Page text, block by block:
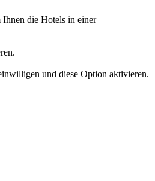
die Hotels in einer
und diese Option aktivieren.